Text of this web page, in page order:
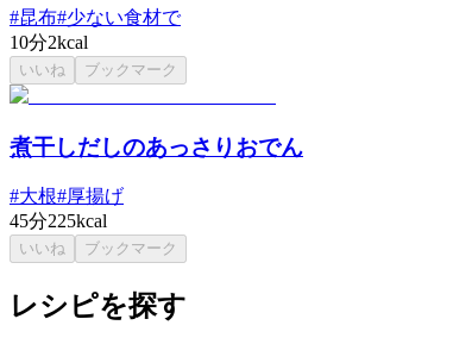
#昆布#少ない食材で
10分2kcal
いいね ブックマーク
煮干しだしのあっさりおでん
#大根#厚揚げ
45分225kcal
いいね ブックマーク
レシピを探す